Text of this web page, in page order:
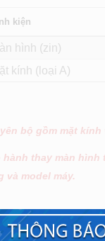
kiện
hình (zin)
kính (loại A)
bộ gồm mặt kính
hành thay màn hình
và model máy.